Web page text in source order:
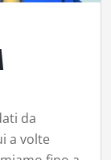
da
a volte